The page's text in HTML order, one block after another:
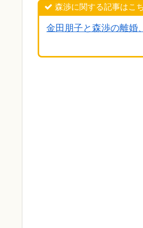
森渉に関する記事はこ
金田朋子と森渉の離婚